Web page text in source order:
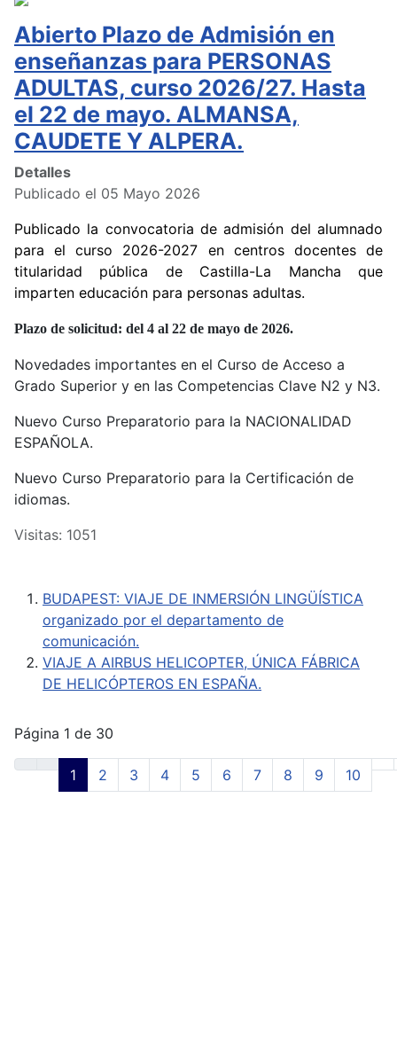
Abierto Plazo de Admisión en
enseñanzas para PERSONAS
ADULTAS, curso 2026/27. Hasta
el 22 de mayo. ALMANSA,
CAUDETE Y ALPERA.
Detalles
Publicado el 05 Mayo 2026
Publicado la convocatoria de admisión del alumnado
para el curso 2026-2027 en centros docentes de
titularidad pública de Castilla-La Mancha que
imparten educación para personas adultas.
Plazo de solicitud: del 4 al 22 de mayo de 2026.
Novedades importantes en el Curso de Acceso a
Grado Superior y en las Competencias Clave N2 y N3.
Nuevo Curso Preparatorio para la NACIONALIDAD
ESPAÑOLA.
Nuevo Curso Preparatorio para la Certificación de
idiomas.
Visitas: 1051
BUDAPEST: VIAJE DE INMERSIÓN LINGÜÍSTICA
organizado por el departamento de
comunicación.
VIAJE A AIRBUS HELICOPTER, ÚNICA FÁBRICA
DE HELICÓPTEROS EN ESPAÑA.
Página 1 de 30
1 2 3 4 5 6 7 8 9 10